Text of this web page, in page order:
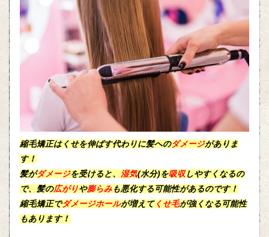
縮毛矯正はくせを伸ばす代わりに髪へのダメージがありま
す！
髪がダメージを受けると、 湿気(水分)を吸収しやすくなるの
で、髪の広がりや膨らみも悪化する可能性があるのです！
縮毛矯正でダメージホールが増えてくせ毛が強くなる可能性
もあります！